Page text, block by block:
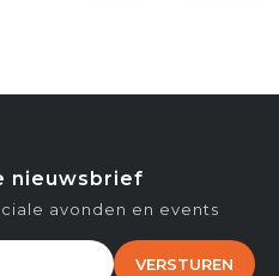
nieuwsbrief
avonden en events
VERSTUREN